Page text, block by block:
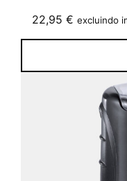
22,95 € excluindo